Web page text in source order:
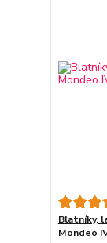
Blatníky,
Mondeo